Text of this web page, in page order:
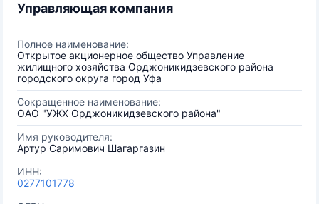
Управляющая компания
Полное наименование:
Открытое акционерное общество Управление
жилищного хозяйства Орджоникидзевского района
городского округа город Уфа
Сокращенное наименование:
ОАО "УЖХ Орджоникидзевского района"
Имя руководителя:
Артур Саримович Шагаргазин
ИНН:
0277101778